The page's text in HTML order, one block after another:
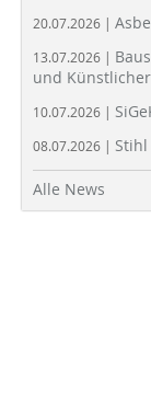
20.07.2026 |
13.07.2026 |
und
10.07.2026 |
08.07.2026 |
Alle News